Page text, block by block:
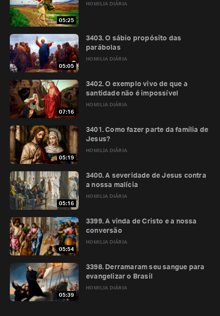
05:25
HOMILIA DIÁRIA
05:05
HOMILIA DIÁRIA
3403. O sábio propósito das
parábolas
07:16
HOMILIA DIÁRIA
3402. O exemplo vivo de que a
santidade não é impossível
05:19
HOMILIA DIÁRIA
3401. Como fazer parte da família de
Jesus?
05:16
HOMILIA DIÁRIA
3400. A severidade de Jesus contra
a nossa malícia
05:54
HOMILIA DIÁRIA
3399. A vinda de Cristo e a nossa
conversão
05:39
HOMILIA DIÁRIA
3398. Derramaram seu sangue para
evangelizar o Brasil